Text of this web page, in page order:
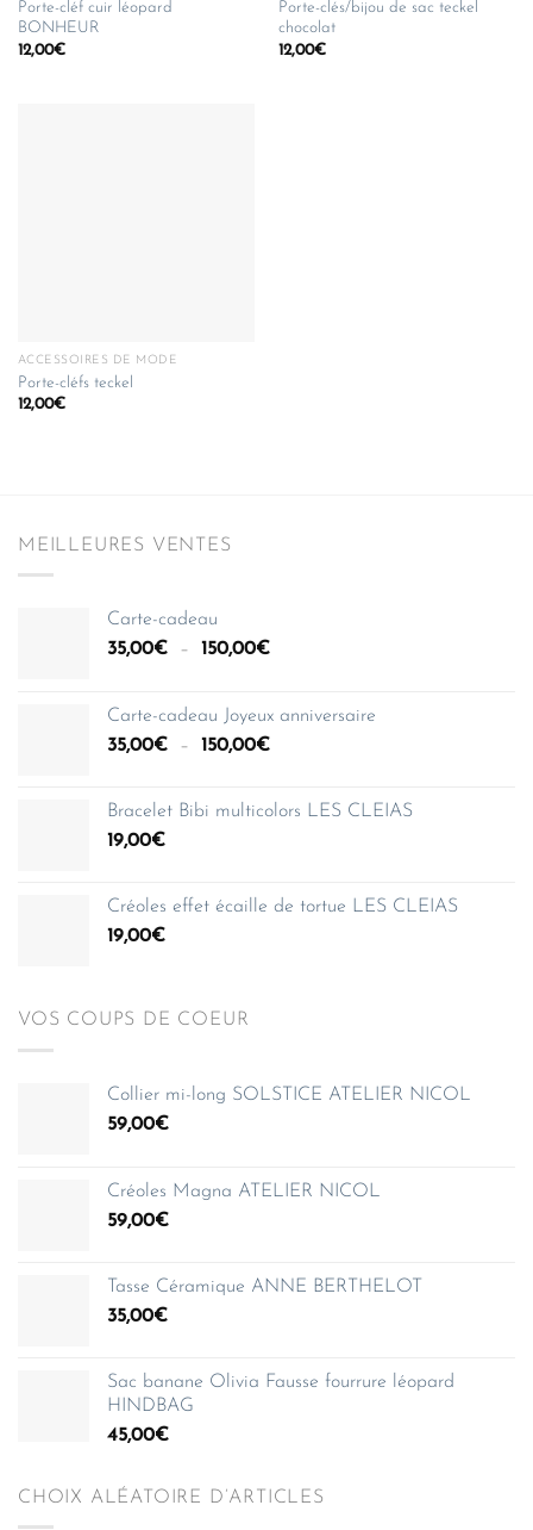
Porte-cléf cuir léopard
BONHEUR
12,00€
Porte-clés/bijou de sac teckel
chocolat
12,00€
ACCESSOIRES DE MODE
Porte-cléfs teckel
12,00€
MEILLEURES VENTES
Carte-cadeau
35,00€ – 150,00€Plage
35,00€
à
Carte-cadeau Joyeux anniversaire
35,00€ – 150,00€Plage
35,00€
Bracelet Bibi multicolors LES CLEIAS
19,00€
Créoles effet écaille de tortue LES CLEIAS
19,00€
VOS COUPS DE COEUR
Collier mi-long SOLSTICE ATELIER NICOL
59,00€
Créoles Magna ATELIER NICOL
59,00€
Tasse Céramique ANNE BERTHELOT
35,00€
Sac banane Olivia Fausse fourrure léopard
HINDBAG
45,00€
CHOIX ALÉATOIRE D’ARTICLES